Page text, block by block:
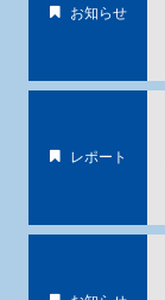
お知らせ
レポート